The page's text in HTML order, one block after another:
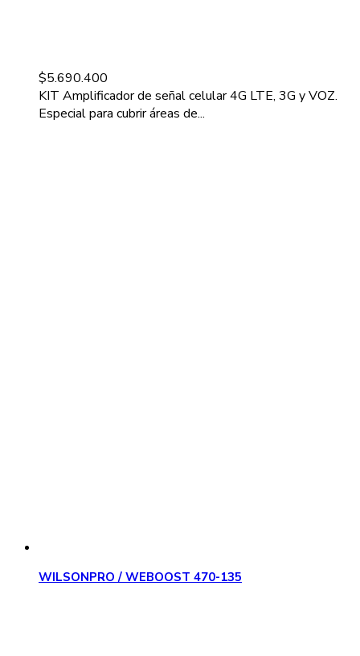
$5.690.400
KIT Amplificador de señal celular 4G LTE, 3G y VOZ.
Especial para cubrir áreas de...
WILSONPRO / WEBOOST 470-135